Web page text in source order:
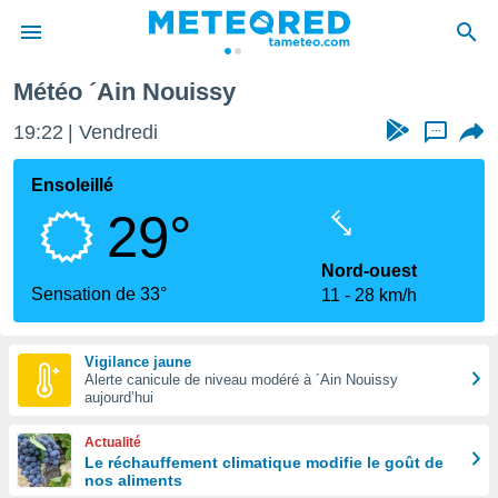
de
Météo ´Ain Nouissy
19:22 Vendredi ...
Ensoleillé
29°
Sensation de 33°
Nord-ouest
11
28 km/h
Vigilance jaune
Alerte canicule de niveau modéré à ´Ain Nouissy
aujourd’hui
Actualité
Le réchauffement climatique modifie le goût de
nos aliments